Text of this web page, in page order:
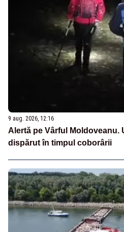
9 aug. 2026, 12:16
Alertă pe Vârful Moldoveanu.
dispărut în timpul coborârii